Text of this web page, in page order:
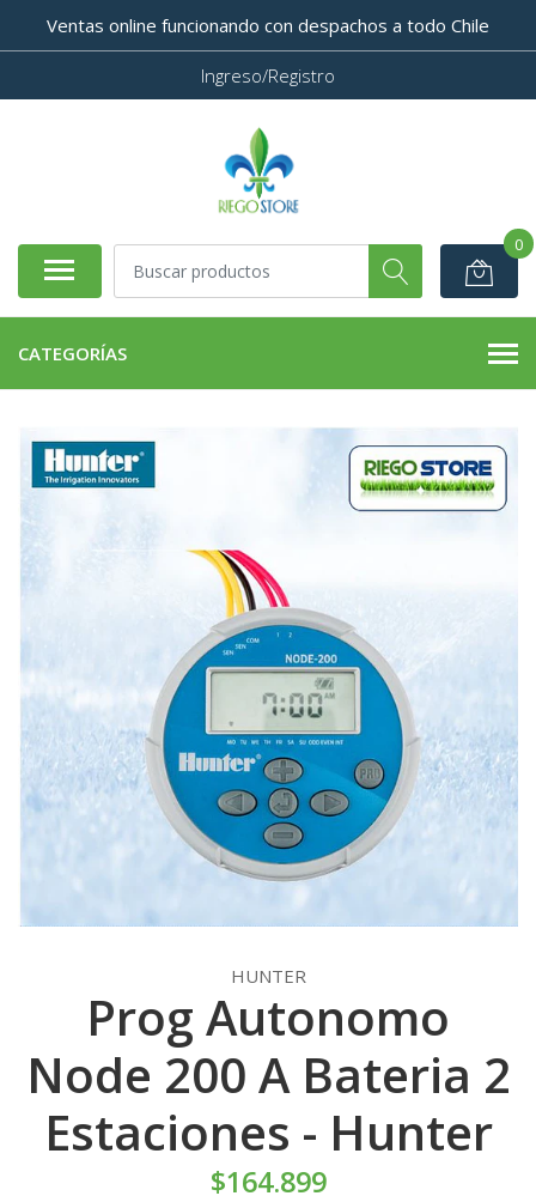
Ventas online funcionando con despachos a todo Chile
Ingreso/Registro
0
CATEGORÍAS
HUNTER
Prog Autonomo
Node 200 A Bateria 2
Estaciones - Hunter
$164.899